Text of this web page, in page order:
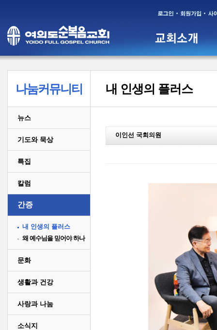
나눔커뮤니티
뉴스
기도와 묵상
특집
칼럼
간증
내 인생의 플러스
왜 예수님을 믿어야 하나
문화
생활과 건강
사랑과 나눔
소식지
내 인생의 플러스
이인선 국회의원